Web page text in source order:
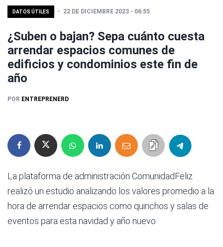
DATOS ÚTILES 22 DE DICIEMBRE 2023 - 06:55
¿Suben o bajan? Sepa cuánto cuesta
arrendar espacios comunes de
edificios y condominios este fin de
año
POR ENTREPRENERD
La plataforma de administración ComunidadFeliz
realizó un estudio analizando los valores promedio a la
hora de arrendar espacios como quinchos y salas de
eventos para esta navidad y año nuevo